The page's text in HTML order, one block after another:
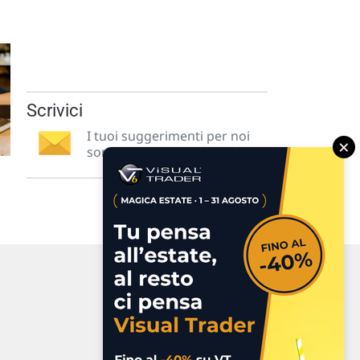
Scrivici
I tuoi suggerimenti per noi
sono preziosi e molto utili! »
×